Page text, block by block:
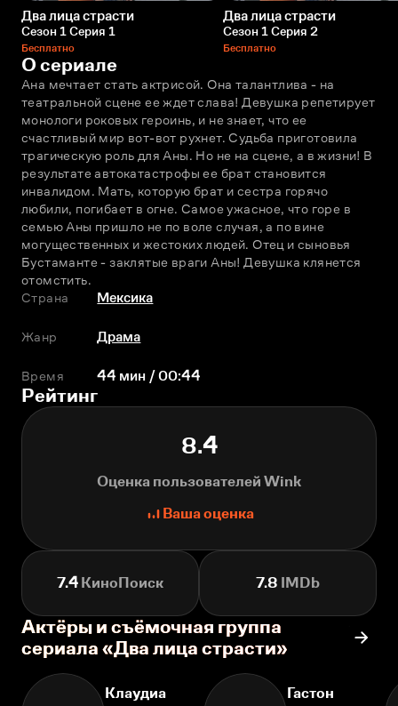
Два лица страсти
Сезон 1 Серия 1
Бесплатно
Два лица страсти
Сезон 1 Серия 2
Бесплатно
О сериале
Ана мечтает стать актрисой. Она талантлива - на
театральной сцене ее ждет слава! Девушка репетирует
монологи роковых героинь, и не знает, что ее
счастливый мир вот-вот рухнет. Судьба приготовила
трагическую роль для Аны. Но не на сцене, а в жизни! В
результате автокатастрофы еe брат становится
инвалидом. Мать, которую брат и сестра горячо
любили, погибает в огне. Самое ужасное, что горе в
семью Аны пришло не по воле случая, а по вине
могущественных и жестоких людей. Отец и сыновья
Бустаманте - заклятые враги Аны! Девушка клянется
отомстить.
Страна
Мексика
Жанр Драма
Время 44 мин / 00:44
Рейтинг
8.4
Оценка пользователей Wink
Ваша оценка
7.4 КиноПоиск 7.8 IMDb
Актёры и съёмочная группа
сериала «Два лица страсти»
Клаудиа
Гастон